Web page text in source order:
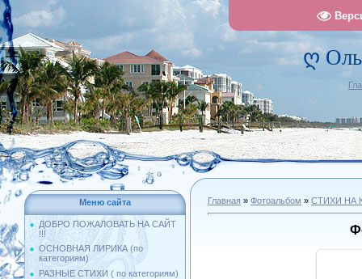
ღ
Меню сайта
ДОБРО ПОЖАЛОВАТЬ НА САЙТ
!!!
ОСНОВНАЯ ЛИРИКА (по
категориям)
РАЗНЫЕ СТИХИ ( по категориям)
Главная » Фотоальбом » СТИХИ НА